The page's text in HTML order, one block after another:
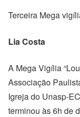
Terceira Mega
Lia Costa
A Mega Vigília
Associação
Igreja do Unasp-
terminou às 6h de